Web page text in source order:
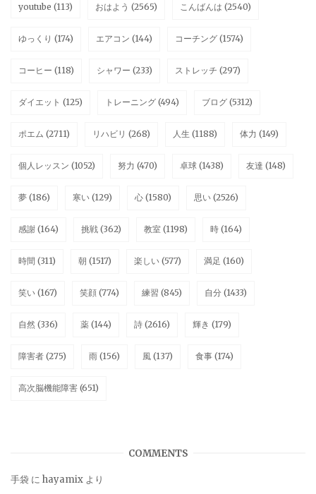
youtube (113) おはよう (2565) こんばんは (2540)
ゆっくり (174) エアコン (144) コーチング (1574)
コーヒー (118) シャワー (233) ストレッチ (297)
ダイエット (125) トレーニング (494) ブログ (5312)
ポエム (2711) リハビリ (268) 人生 (1188) 体力 (149)
個人レッスン (1052) 努力 (470) 卓球 (1438) 友達 (148)
夢 (186) 寒い (129) 心 (1580) 思い (2526)
感謝 (164) 挑戦 (362) 教室 (1198) 時 (164)
時間 (311) 朝 (1517) 楽しい (577) 満足 (160)
笑い (167) 笑顔 (774) 練習 (845) 自分 (1433)
自然 (336) 薬 (144) 詩 (2616) 輝き (179)
障害者 (275) 雨 (156) 風 (137) 食事 (174)
高次脳機能障害 (651)
COMMENTS
手袋 に hayamix より